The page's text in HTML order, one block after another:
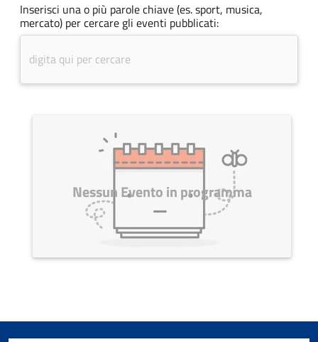
Inserisci una o più parole chiave (es. sport, musica,
mercato) per cercare gli eventi pubblicati:
Nessun Evento in programma